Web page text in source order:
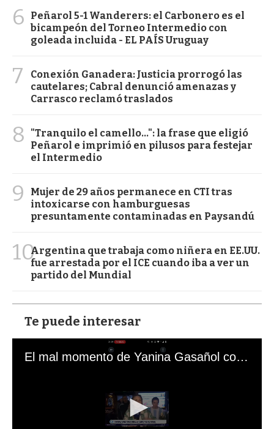
6
Peñarol 5-1 Wanderers: el Carbonero es el
bicampeón del Torneo Intermedio con
goleada incluida - EL PAÍS Uruguay
7
Conexión Ganadera: Justicia prorrogó las
cautelares; Cabral denunció amenazas y
Carrasco reclamó traslados
8
"Tranquilo el camello...": la frase que eligió
Peñarol e imprimió en pilusos para festejar
el Intermedio
9
Mujer de 29 años permanece en CTI tras
intoxicarse con hamburguesas
presuntamente contaminadas en Paysandú
10Argentina que trabaja como niñera en EE.UU.
fue arrestada por el ICE cuando iba a ver un
partido del Mundial
Te puede interesar
El mal momento de Yanina Gasañol con un hincha argentino en "Subrayado"